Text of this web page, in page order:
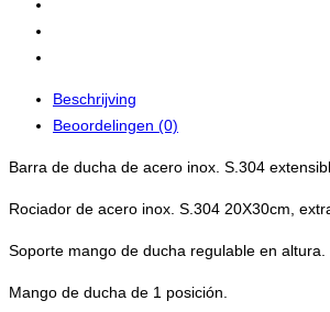
Beschrijving
Beoordelingen (0)
Barra de ducha de acero inox. S.304
Rociador de acero inox. S.304 20X30cm,
Soporte mango de ducha regulable en altura.
Mango de ducha de 1 posición.